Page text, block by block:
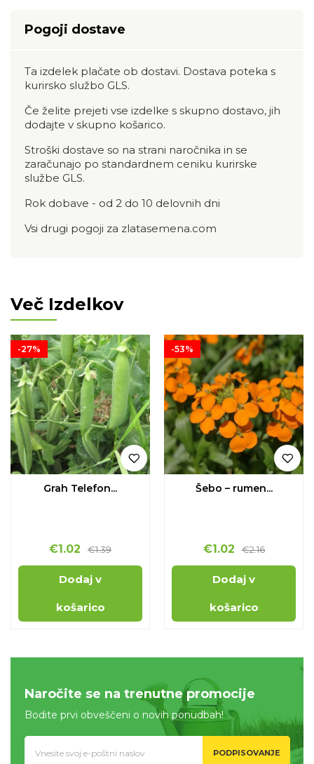
Pogoji dostave
Ta izdelek plačate ob dostavi. Dostava poteka s
kurirsko službo GLS.
Če želite prejeti vse izdelke s skupno dostavo, jih
dodajte v skupno košarico.
Stroški dostave so na strani naročnika in se
zaračunajo po standardnem ceniku kurirske
službe GLS.
Rok dobave - od 2 do 10 delovnih dni
Vsi drugi pogoji za zlatasemena.com
Več Izdelkov
-27%
Grah Telefon...
€1.02 €1.39
Dodaj v
košarico
-53%
Šebo – rumen...
€1.02 €2.16
Dodaj v
košarico
Naročite se na trenutne promocije
Bodite prvi obveščeni o novih ponudbah!
PODPISOVANJE